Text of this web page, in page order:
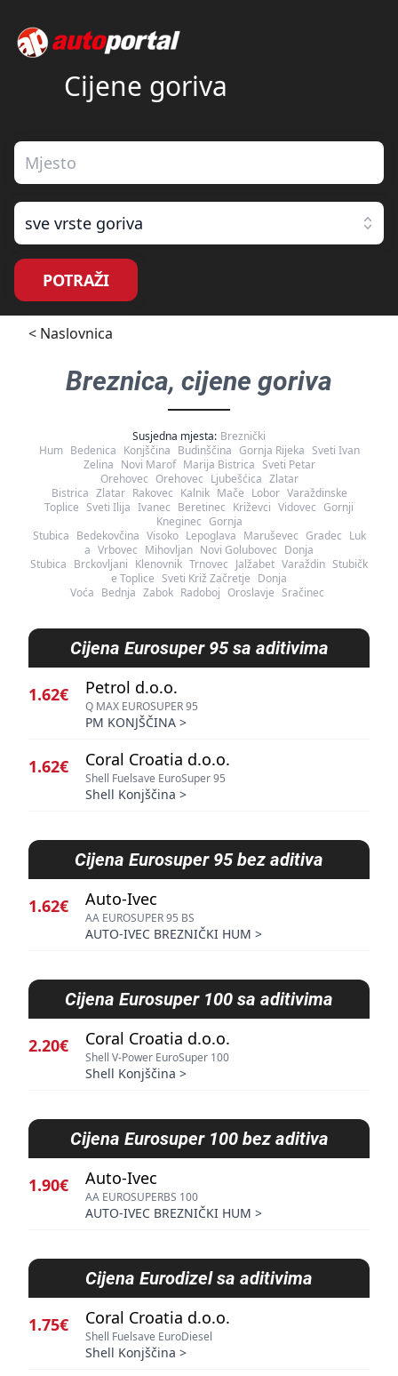
Cijene goriva
sve vrste goriva
POTRAŽI
< Naslovnica
Breznica, cijene goriva
Susjedna mjesta: Breznički
Hum Bedenica Konjščina Budinščina Gornja Rijeka Sveti Ivan
Zelina Novi Marof Marija Bistrica Sveti Petar
Orehovec Orehovec Ljubešćica Zlatar
Bistrica Zlatar Rakovec Kalnik Mače Lobor Varaždinske
Toplice Sveti Ilija Ivanec Beretinec Križevci Vidovec Gornji
Kneginec Gornja
Stubica Bedekovčina Visoko Lepoglava Maruševec Gradec Luk
a Vrbovec Mihovljan Novi Golubovec Donja
Stubica Brckovljani Klenovnik Trnovec Jalžabet Varaždin Stubičk
e Toplice Sveti Križ Začretje Donja
Voća Bednja Zabok Radoboj Oroslavje Sračinec
Cijena Eurosuper 95 sa aditivima
1.62€ Petrol d.o.o.
Q MAX EUROSUPER 95
PM KONJŠČINA >
1.62€ Coral Croatia d.o.o.
Shell Fuelsave EuroSuper 95
Shell Konjščina >
Cijena Eurosuper 95 bez aditiva
1.62€ Auto-Ivec
AA EUROSUPER 95 BS
AUTO-IVEC BREZNIČKI HUM >
Cijena Eurosuper 100 sa aditivima
2.20€ Coral Croatia d.o.o.
Shell V-Power EuroSuper 100
Shell Konjščina >
Cijena Eurosuper 100 bez aditiva
1.90€ Auto-Ivec
AA EUROSUPERBS 100
AUTO-IVEC BREZNIČKI HUM >
Cijena Eurodizel sa aditivima
1.75€ Coral Croatia d.o.o.
Shell Fuelsave EuroDiesel
Shell Konjščina >